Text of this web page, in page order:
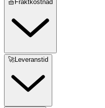
🧺Fraktkostnad
🚀Leveranstid